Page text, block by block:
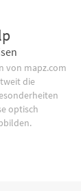
von mapz.com
die
optisch